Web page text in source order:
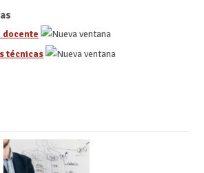
docente
técnicas